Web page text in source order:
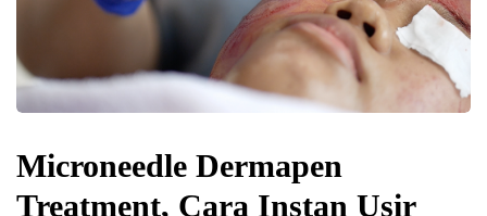
Microneedle Dermapen
Treatment, Cara Instan Usir